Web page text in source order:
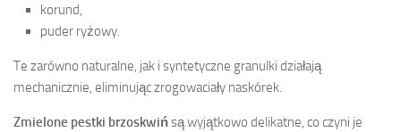
korund,
puder ryżowy.
Te zarówno naturalne, jak i syntetyczne granulki działają
mechanicznie, eliminując zrogowaciały naskórek.
Zmielone pestki brzoskwińsą wyjątkowo delikatne, co czyni je